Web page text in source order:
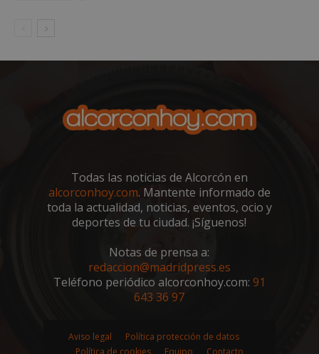
Todas las noticias de Alcorcón en
alcorconhoy.com. Mantente informado de
toda la actualidad, noticias, eventos, ocio y
deportes de tu ciudad. ¡Síguenos!
Notas de prensa a:
redaccion@madridpress.es
Teléfono periódico alcorconhoy.com: 91
643 36 97
Aviso legal
Política protección de datos
.spotify.com
VISITOR_PRIVACY_METADATA
YouTube